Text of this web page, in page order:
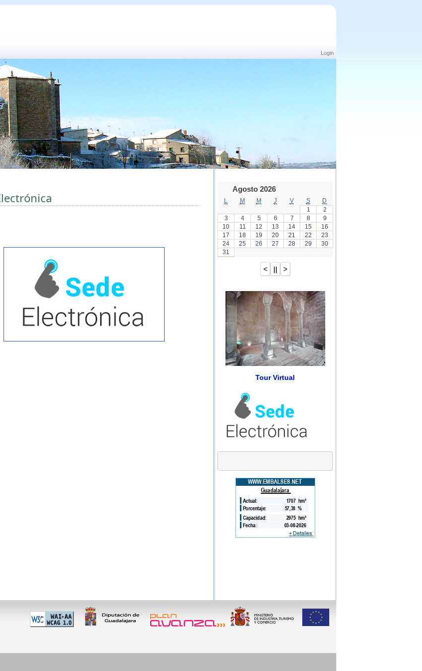
Login
Agosto 2026
M M J V S
D
1
2
3
4 5 6 7 8
9
10
11 12 13 14 15
16
17
18 19 20 21 22
23
24
25 26 27 28 29
30
31
Tour Virtual